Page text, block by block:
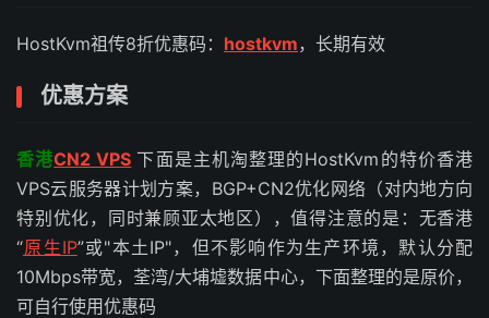
HostKvm祖传8折优惠码： hostkvm，长期有效
优惠方案
香港CN2 VPS 下面是主机淘整理的HostKvm的特价香港
VPS云服务器计划方案，BGP+CN2优化网络（对内地方向
特别优化，同时兼顾亚太地区），值得注意的是：无香港
“原生IP”或"本土IP"，但不影响作为生产环境，默认分配
10Mbps带宽，荃湾/大埔墟数据中心，下面整理的是原价，
可自行使用优惠码